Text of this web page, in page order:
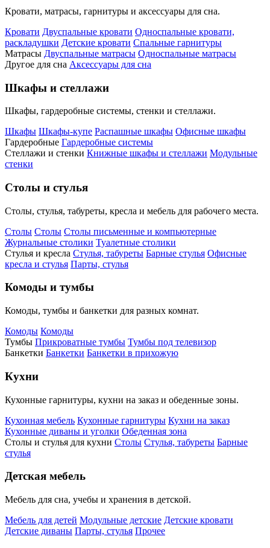
Кровати, матрасы, гарнитуры и аксессуары для сна.
Кровати Двуспальные кровати Односпальные кровати,
раскладушки Детские кровати Спальные гарнитуры
Матрасы Двуспальные матрасы Односпальные матрасы
Другое для сна Аксессуары для сна
Шкафы и стеллажи
Шкафы, гардеробные системы, стенки и стеллажи.
Шкафы Шкафы-купе Распашные шкафы Офисные шкафы
Гардеробные Гардеробные системы
Стеллажи и стенки Книжные шкафы и стеллажи Модульные
стенки
Столы и стулья
Столы, стулья, табуреты, кресла и мебель для рабочего места.
Столы Столы Столы письменные и компьютерные
Журнальные столики Туалетные столики
Стулья и кресла Стулья, табуреты Барные стулья Офисные
кресла и стулья Парты, стулья
Комоды и тумбы
Комоды, тумбы и банкетки для разных комнат.
Комоды Комоды
Тумбы Прикроватные тумбы Тумбы под телевизор
Банкетки Банкетки Банкетки в прихожую
Кухни
Кухонные гарнитуры, кухни на заказ и обеденные зоны.
Кухонная мебель Кухонные гарнитуры Кухни на заказ
Кухонные диваны и уголки Обеденная зона
Столы и стулья для кухни Столы Стулья, табуреты Барные
стулья
Детская мебель
Мебель для сна, учебы и хранения в детской.
Мебель для детей Модульные детские Детские кровати
Детские диваны Парты, стулья Прочее